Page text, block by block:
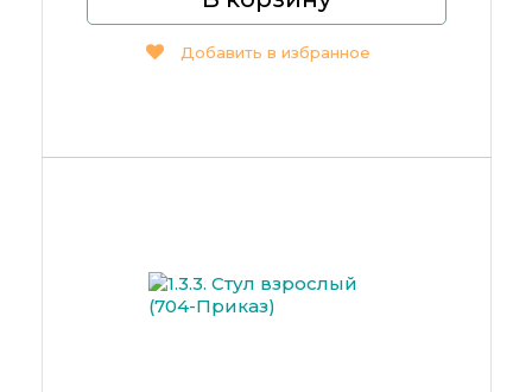
Добавить в избранное